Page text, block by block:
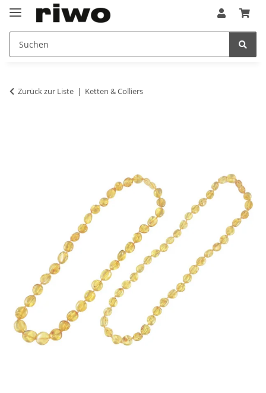
Zurück zur Liste Ketten & Colliers